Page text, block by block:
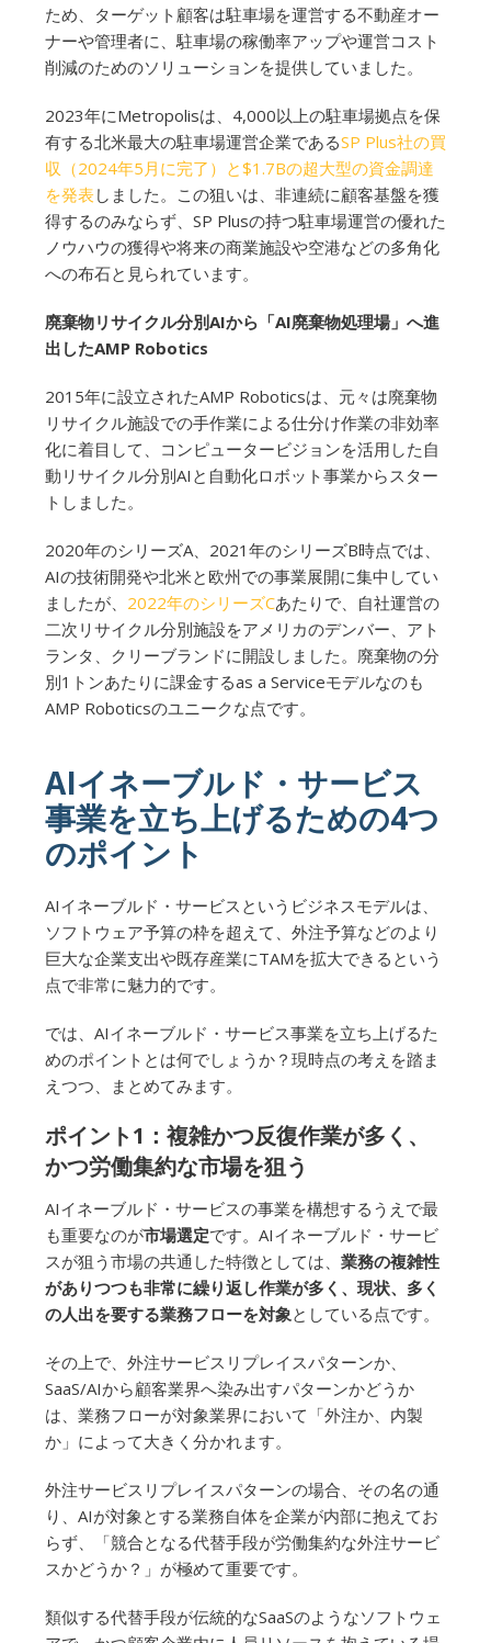
ため、ターゲット顧客は駐車場を運営する不動産オー
ナーや管理者に、駐車場の稼働率アップや運営コスト
削減のためのソリューションを提供していました。
2023年にMetropolisは、4,000以上の駐車場拠点を保
有する北米最大の駐車場運営企業であるSP Plus社の買
収（2024年5月に完了）と$1.7Bの超大型の資金調達
を発表しました。この狙いは、非連続に顧客基盤を獲
得するのみならず、SP Plusの持つ駐車場運営の優れた
ノウハウの獲得や将来の商業施設や空港などの多角化
への布石と見られています。
廃棄物リサイクル分別AIから「AI廃棄物処理場」へ進
出したAMP Robotics
2015年に設立されたAMP Roboticsは、元々は廃棄物
リサイクル施設での手作業による仕分け作業の非効率
化に着目して、コンピュータービジョンを活用した自
動リサイクル分別AIと自動化ロボット事業からスター
トしました。
2020年のシリーズA、2021年のシリーズB時点では、
AIの技術開発や北米と欧州での事業展開に集中してい
ましたが、 2022年のシリーズCあたりで、自社運営の
二次リサイクル分別施設をアメリカのデンバー、アト
ランタ、クリーブランドに開設しました。廃棄物の分
別1トンあたりに課金するas a Serviceモデルなのも
AMP Roboticsのユニークな点です。
AIイネーブルド・サービス
事業を立ち上げるための4つ
のポイント
AIイネーブルド・サービスというビジネスモデルは、
ソフトウェア予算の枠を超えて、外注予算などのより
巨大な企業支出や既存産業にTAMを拡大できるという
点で非常に魅力的です。
では、AIイネーブルド・サービス事業を立ち上げるた
めのポイントとは何でしょうか？現時点の考えを踏ま
えつつ、まとめてみます。
ポイント1：複雑かつ反復作業が多く、
かつ労働集約な市場を狙う
AIイネーブルド・サービスの事業を構想するうえで最
も重要なのが市場選定です。AIイネーブルド・サービ
スが狙う市場の共通した特徴としては、 業務の複雑性
がありつつも非常に繰り返し作業が多く、現状、多く
の人出を要する業務フローを対象としている点です。
その上で、外注サービスリプレイスパターンか、
SaaS/AIから顧客業界へ染み出すパターンかどうか
は、業務フローが対象業界において「外注か、内製
か」によって大きく分かれます。
外注サービスリプレイスパターンの場合、その名の通
り、AIが対象とする業務自体を企業が内部に抱えてお
らず、「競合となる代替手段が労働集約な外注サービ
スかどうか？」が極めて重要です。
類似する代替手段が伝統的なSaaSのようなソフトウェ